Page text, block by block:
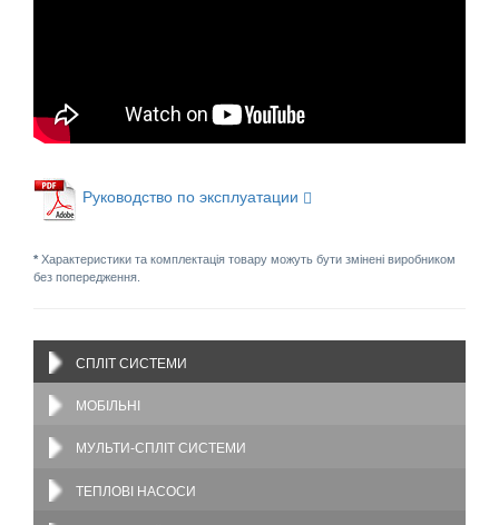
Руководство по эксплуатации
* Характеристики та комплектація товару можуть бути змінені виробником
без попередження.
СПЛІТ СИСТЕМИ
МОБІЛЬНІ
МУЛЬТИ-СПЛІТ СИСТЕМИ
ТЕПЛОВІ НАСОСИ